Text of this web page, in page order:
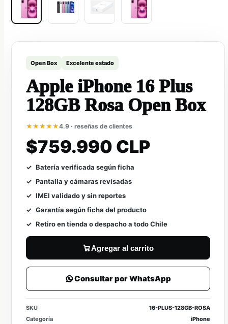
Open Box Excelente estado
Apple iPhone 16 Plus
128GB Rosa Open Box
★★★★★4.9 · reseñas de clientes
$759.990 CLP
Batería verificada según ficha
Pantalla y cámaras revisadas
IMEI validado y sin reportes
Garantía según ficha del producto
Retiro en tienda o despacho a todo Chile
Agregar al carrito
Consultar por WhatsApp
SKU
16-PLUS-128GB-ROSA
Categoría
iPhone